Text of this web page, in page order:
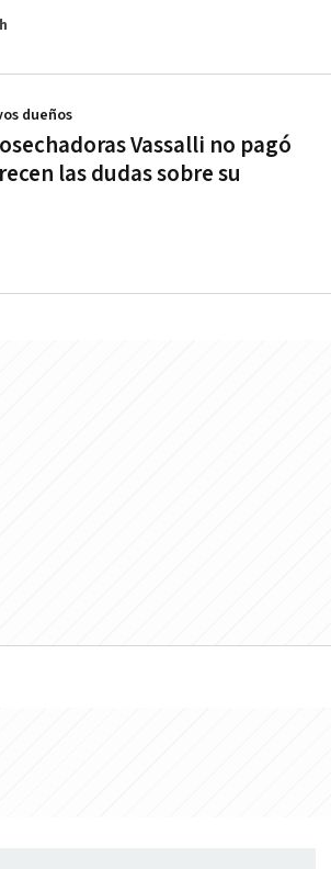
Vassalli no pagó
las dudas sobre su
dueños